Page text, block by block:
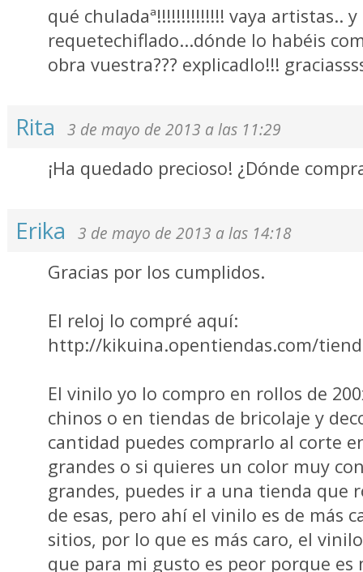
qué chuladaª!!!!!!!!!!!!!! vaya artistas..
requetechiflado...dónde lo habéis
obra vuestra??? explicadlo!!!
Rita 3 de mayo de 2013 a las 11:29
¡Ha quedado precioso! ¿Dónde
Erika 3 de mayo de 2013 a las 14:18
Gracias por los cumplidos.
El reloj lo compré aquí:
http://kikuina.opentiendas.com/
El vinilo yo lo compro en rollos de
chinos o en tiendas de bricolaje y
cantidad puedes comprarlo al corte
grandes o si quieres un color muy
grandes, puedes ir a una tienda que
de esas, pero ahí el vinilo es de más
sitios, por lo que es más caro, el
que para mi gusto es peor porque